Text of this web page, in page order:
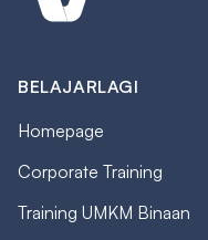
BELAJARLAGI
Homepage
Corporate Training
Training UMKM Binaan